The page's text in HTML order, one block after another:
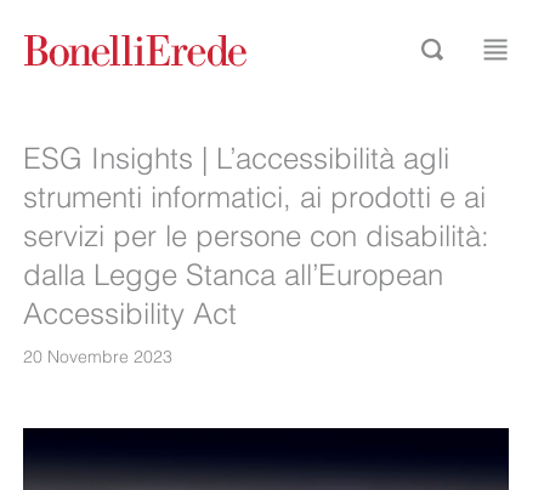
ESG Insights | L’accessibilità agli
strumenti informatici, ai prodotti e ai
servizi per le persone con disabilità:
dalla Legge Stanca all’European
Accessibility Act
20 Novembre 2023